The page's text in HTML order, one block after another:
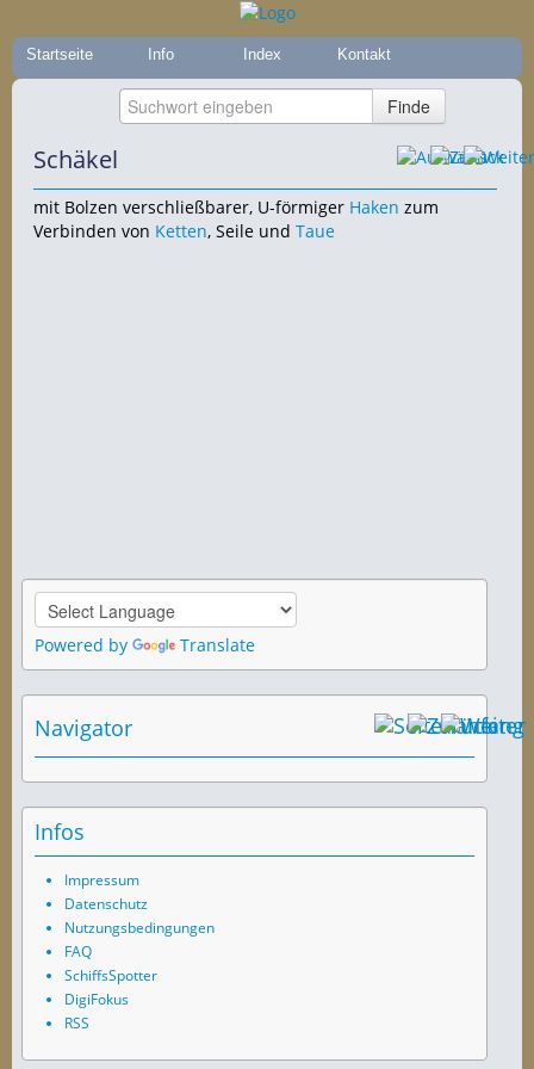
Startseite Info Index Kontakt
Schäkel
mit Bolzen verschließbarer, U-förmiger Haken zum
Verbinden von Ketten, Seile und Taue
Powered by Translate
Navigator
Infos
Impressum
Datenschutz
Nutzungsbedingungen
FAQ
SchiffsSpotter
DigiFokus
RSS